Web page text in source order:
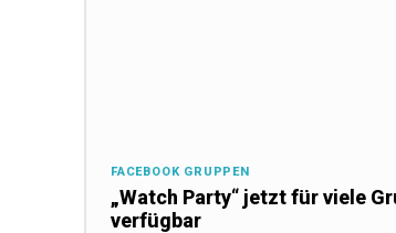
FACEBOOK GRUPPEN
„Watch Party“ jetzt für viele
verfügbar